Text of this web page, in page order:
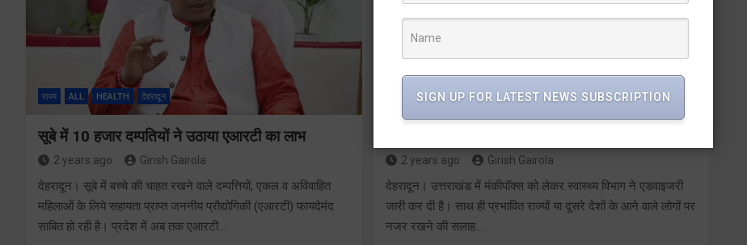
राज्य ALL HEALTH देहरादून
सूबे में 10 हजार दम्पतियों ने उठाया एआरटी का लाभ
2 years ago Girish Gairola
देहरादून। सूबे में बच्चे की चाहत रखने वाले दम्पत्तियों, एकल व अविवाहित
महिलाओं के लिये सहायता प्राप्त जननीय प्रौद्योगिकी (एआरटी) फायदेमंद
साबित हो रही है। प्रदेश में अब तक एआरटी…
HEALTH ALL देहरादून राज्य
2 years ago Girish Gairola
देहरादून। उत्तराखंड में मंकीपॉक्स को लेकर स्वास्थ्य विभाग ने एडवाइजरी
जारी कर दी है। साथ ही प्रभावित राज्यों या दूसरे देशों के आने वाले लोगों पर
नजर रखने की सलाह…
SIGN UP FOR LATEST NEWS SUBSCRIPTION